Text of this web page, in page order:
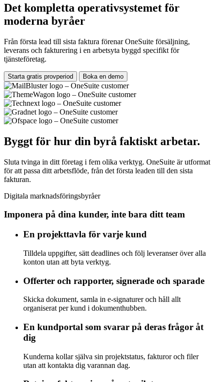
Det kompletta operativsystemet för
moderna byråer
Från första lead till sista faktura förenar OneSuite försäljning,
leverans och fakturering i en arbetsyta byggd specifikt för
tjänsteföretag.
Starta gratis provperiod Boka en demo
Byggt för hur din byrå faktiskt arbetar.
Sluta tvinga in ditt företag i fem olika verktyg. OneSuite är utformat
för att passa ditt arbetsflöde, från det första leaden till den sista
fakturan.
Digitala marknadsföringsbyråer
Imponera på dina kunder, inte bara ditt team
En projekttavla för varje kund
Tilldela uppgifter, sätt deadlines och följ leveranser över alla
konton utan att byta verktyg.
Offerter och rapporter, signerade och sparade
Skicka dokument, samla in e-signaturer och håll allt
organiserat per kund i dokumenthubben.
En kundportal som svarar på deras frågor åt
dig
Kunderna kollar själva sin projektstatus, fakturor och filer
utan att kontakta dig varannan dag.